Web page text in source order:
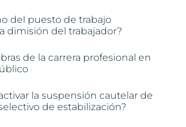
del puesto de trabajo
dimisión del trabajador?
de la carrera profesional en
la suspensión cautelar de
de estabilización?